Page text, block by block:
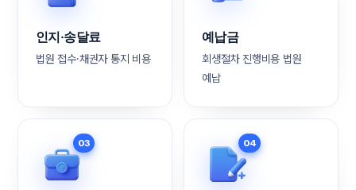
인지·송달료
법원 접수·채권자 통지 비용
예납금
회생절차 진행비용 법원
예납
03 04